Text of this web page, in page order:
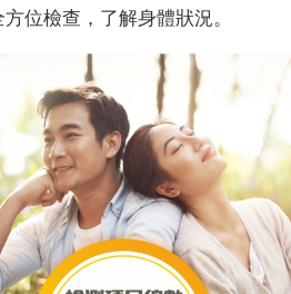
位檢查，了解身體狀況。